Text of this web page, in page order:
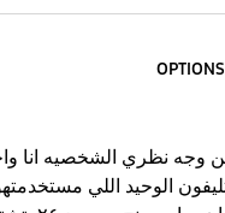
OPTIONS